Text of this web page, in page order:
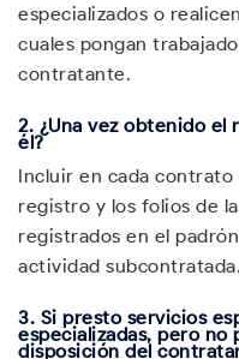
especializados o
cuales pongan
contratante.
2. ¿Una vez obtenido el
él?
Incluir en cada
registro y los folios de
registrados en el
actividad subcontratada.
3. Si presto servicios
especializadas, pero no
disposición del